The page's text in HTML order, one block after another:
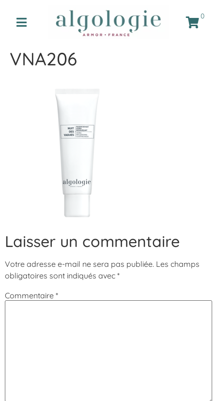
0
VNA206
Laisser un commentaire
Votre adresse e-mail ne sera pas publiée. Les champs
obligatoires sont indiqués avec *
Commentaire *